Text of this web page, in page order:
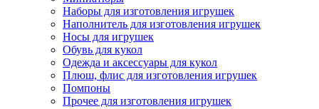
Наборы для изготовления игрушек
Наполнитель для изготовления игрушек
Носы для игрушек
Обувь для кукол
Одежда и аксессуары для кукол
Плюш, флис для изготовления игрушек
Помпоны
Прочее для изготовления игрушек